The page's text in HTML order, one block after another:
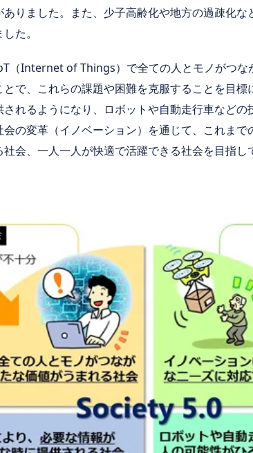
りました。また、少子高齢化や地方の過疎化
た。
（Internet of Things）で全ての人とモノがつな
で、これらの課題や困難を克服することを目
れるようになり、ロボットや自動走行車など
の変革（イノベーション）を通じて、これま
会、一人一人が快適で活躍できる社会を目指し